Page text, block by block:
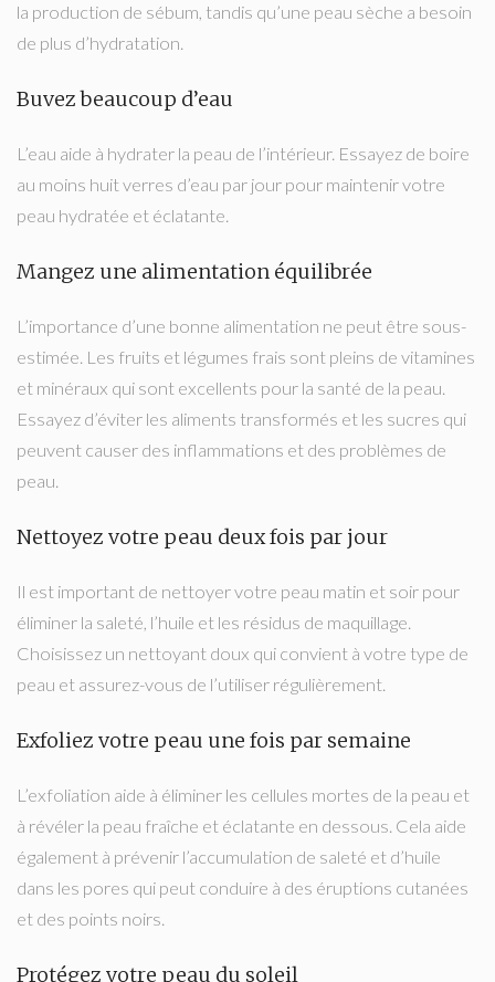
la production de sébum, tandis qu’une peau sèche a besoin
de plus d’hydratation.
Buvez beaucoup d’eau
L’eau aide à hydrater la peau de l’intérieur. Essayez de boire
au moins huit verres d’eau par jour pour maintenir votre
peau hydratée et éclatante.
Mangez une alimentation équilibrée
L’importance d’une bonne alimentation ne peut être sous-
estimée. Les fruits et légumes frais sont pleins de vitamines
et minéraux qui sont excellents pour la santé de la peau.
Essayez d’éviter les aliments transformés et les sucres qui
peuvent causer des inflammations et des problèmes de
peau.
Nettoyez votre peau deux fois par jour
Il est important de nettoyer votre peau matin et soir pour
éliminer la saleté, l’huile et les résidus de maquillage.
Choisissez un nettoyant doux qui convient à votre type de
peau et assurez-vous de l’utiliser régulièrement.
Exfoliez votre peau une fois par semaine
L’exfoliation aide à éliminer les cellules mortes de la peau et
à révéler la peau fraîche et éclatante en dessous. Cela aide
également à prévenir l’accumulation de saleté et d’huile
dans les pores qui peut conduire à des éruptions cutanées
et des points noirs.
Protégez votre peau du soleil